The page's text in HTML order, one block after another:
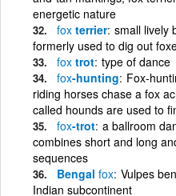
energetic nature
fox terrier small lively
formerly used to dig out
fox trot type of dance
fox-hunting Fox-
riding horses chase a fox
called hounds are used to
fox-trot a ballroom
combines short and long
sequences
Bengal fox Vulpes
Indian subcontinent